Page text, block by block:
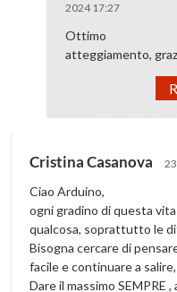
2024 17:27
Ottimo
atteggiamento,
Cristina Casanova
Ciao Arduino,
ogni gradino di questa
qualcosa, soprattutto le
Bisogna cercare di
facile e continuare a
Dare il massimo